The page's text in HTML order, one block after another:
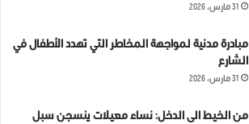
31 مارس، 2026
مبادرة مدنية لمواجهة المخاطر التي تهدد الأطفال في
الشارع
31 مارس، 2026
من الخيط الى الدخل: نساء معيلات ينسجن سبل